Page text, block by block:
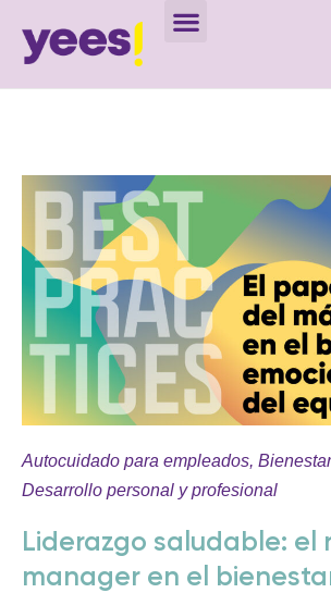
Autocuidado para empleados,
Desarrollo personal y profesional
Liderazgo saludable: el
manager en el